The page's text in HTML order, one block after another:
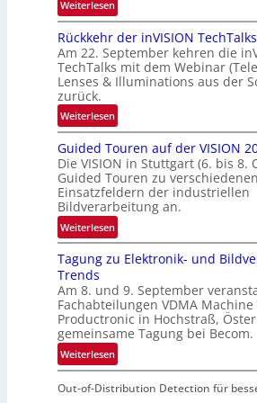
u
n
d
e
Weiterlesen:
U
n
b
e
g
r
e
z
t
e
M
ö
g
l
c
h
k
e
i
Rückkehr der inVISION TechTalks
Am 22. September kehren die
TechTalks mit dem Webinar
Lenses & Illuminations aus der
zurück.
Weiterlesen:
R
ü
c
k
k
e
h
e
r
i
n
V
I
S
Guided Touren auf der VISION
Die VISION in Stuttgart (6. bis 8.
Guided Touren zu verschiedenen
Einsatzfeldern der industriellen
Bildverarbeitung an.
Weiterlesen:
G
u
d
e
d
T
o
r
Tagung zu Elektronik- und
Trends
Am 8. und 9. September
Fachabteilungen VDMA
Productronic in Hochstraß,
gemeinsame Tagung bei Becom.
Weiterlesen:
T
a
Out-of-Distribution Detection für